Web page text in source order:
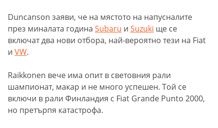
Duncanson заяви, че на мястото на напусналите
през миналата година Subaru и Suzuki ще се
включат два нови отбора, най-вероятно тези на Fiat
и VW.
Raikkonen вече има опит в световния рали
шампионат, макар и не много успешен. Той се
включи в рали Финландия с Fiat Grande Punto 2000,
но претърпя катастрофа.